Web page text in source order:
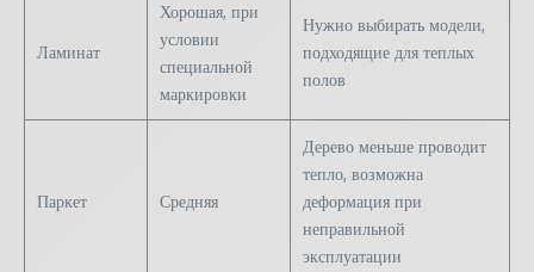
Ламинат
Хорошая, при
условии
специальной
маркировки
Нужно выбирать модели,
подходящие для теплых
полов
Паркет Средняя
Дерево меньше проводит
тепло, возможна
деформация при
неправильной
эксплуатации